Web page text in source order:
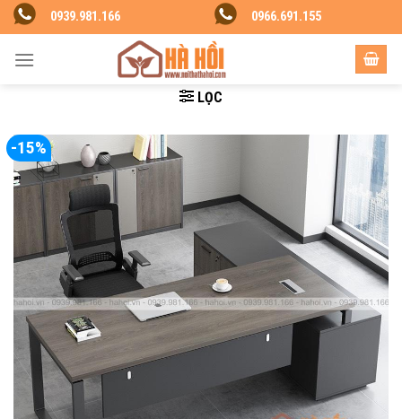
Skip
to
content
0939.981.166 0966.691.155
LỌC
-15%